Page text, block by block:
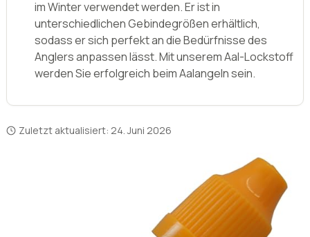
im Winter verwendet werden. Er ist in
unterschiedlichen Gebindegrößen erhältlich,
sodass er sich perfekt an die Bedürfnisse des
Anglers anpassen lässt. Mit unserem Aal-Lockstoff
werden Sie erfolgreich beim Aalangeln sein.
Zuletzt aktualisiert: 24. Juni 2026